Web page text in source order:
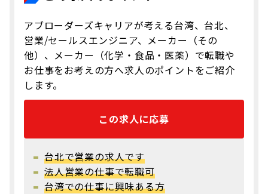
アブローダーズキャリアが考える台湾、台北、
営業/セールスエンジニア、メーカー（その
他）、メーカー（化学・食品・医薬）で転職や
お仕事をお考えの方へ求人のポイントをご紹介
します。
この求人に応募
台北で営業の求人です
法人営業の仕事で転職可
台湾での仕事に興味ある方